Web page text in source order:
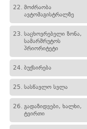
22. მოძრაობა
ავტომაგისტრალზე
23. საცხოვრებელი ზონა,
სამარშრუტოს
პრიორიტეტი
24. ბუქსირება
25. სასწავლო სვლა
26. გადაზიდვები, ხალხი,
ტვირთი